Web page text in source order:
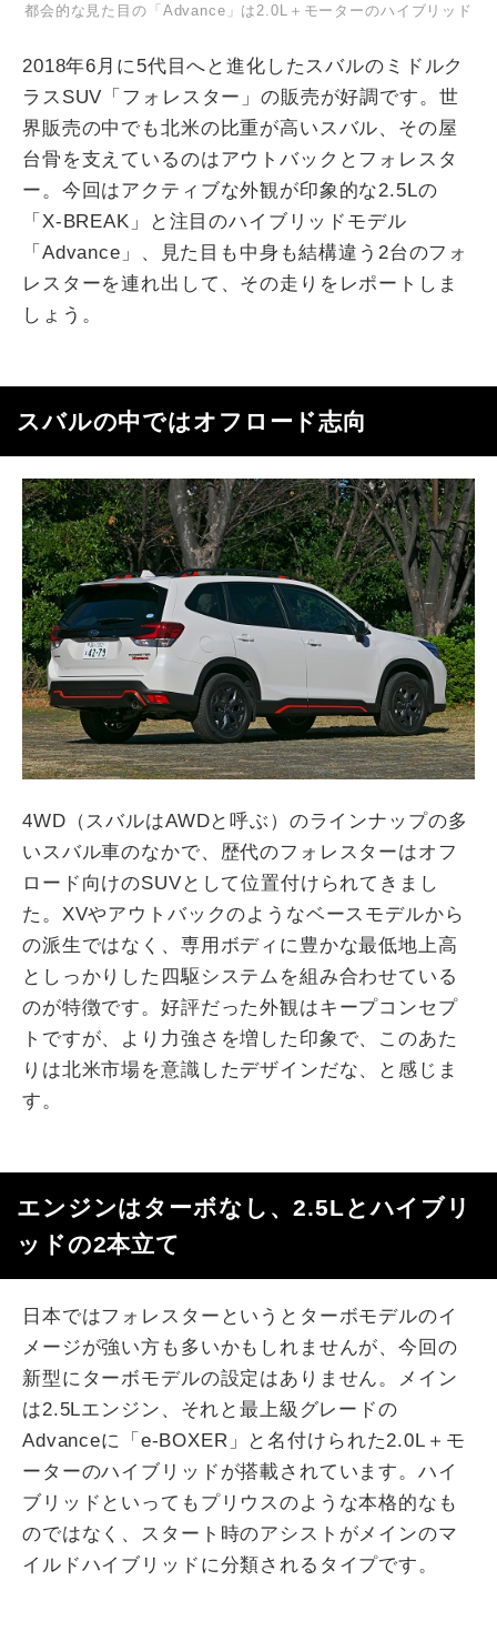
都会的な見た目の「Advance」は2.0L＋モーターのハイブリッド
2018年6月に5代目へと進化したスバルのミドルク
ラスSUV「フォレスター」の販売が好調です。世
界販売の中でも北米の比重が高いスバル、その屋
台骨を支えているのはアウトバックとフォレスタ
ー。今回はアクティブな外観が印象的な2.5Lの
「X-BREAK」と注目のハイブリッドモデル
「Advance」、見た目も中身も結構違う2台のフォ
レスターを連れ出して、その走りをレポートしま
しょう。
スバルの中ではオフロード志向
4WD（スバルはAWDと呼ぶ）のラインナップの多
いスバル車のなかで、歴代のフォレスターはオフ
ロード向けのSUVとして位置付けられてきまし
た。XVやアウトバックのようなベースモデルから
の派生ではなく、専用ボディに豊かな最低地上高
としっかりした四駆システムを組み合わせている
のが特徴です。好評だった外観はキープコンセプ
トですが、より力強さを増した印象で、このあた
りは北米市場を意識したデザインだな、と感じま
す。
エンジンはターボなし、2.5Lとハイブリ
ッドの2本立て
日本ではフォレスターというとターボモデルのイ
メージが強い方も多いかもしれませんが、今回の
新型にターボモデルの設定はありません。メイン
は2.5Lエンジン、それと最上級グレードの
Advanceに「e-BOXER」と名付けられた2.0L＋モ
ーターのハイブリッドが搭載されています。ハイ
ブリッドといってもプリウスのような本格的なも
のではなく、スタート時のアシストがメインのマ
イルドハイブリッドに分類されるタイプです。